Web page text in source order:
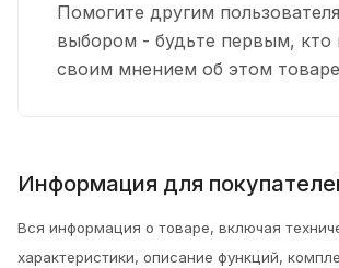
Помогите другим
выбором - будьте первым, кто
своим мнением об этом товаре
Информация для
Вся информация о товаре, включая
характеристики, описание функций,